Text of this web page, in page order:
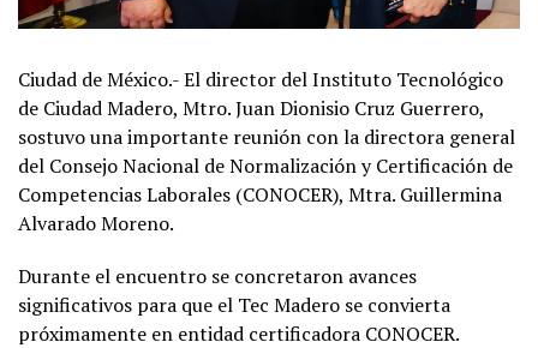
Ciudad de México.- El director del Instituto Tecnológico
de Ciudad Madero, Mtro. Juan Dionisio Cruz Guerrero,
sostuvo una importante reunión con la directora general
del Consejo Nacional de Normalización y Certificación de
Competencias Laborales (CONOCER), Mtra. Guillermina
Alvarado Moreno.
Durante el encuentro se concretaron avances
significativos para que el Tec Madero se convierta
próximamente en entidad certificadora CONOCER.